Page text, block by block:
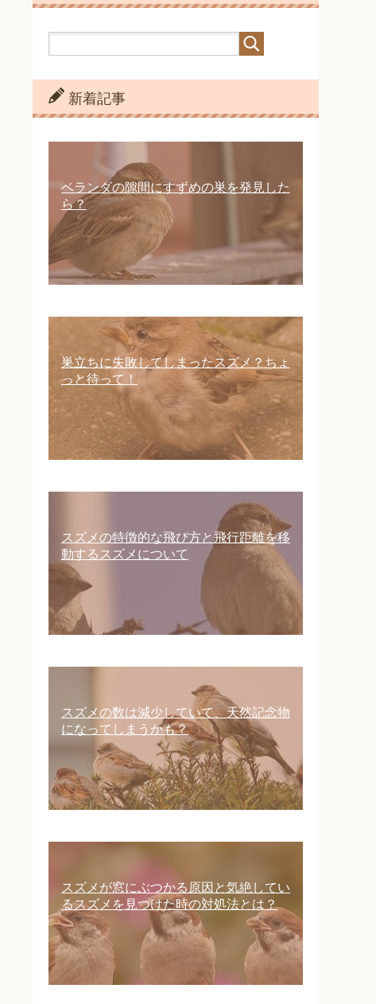
新着記事
ベランダの隙間にすずめの巣を発見した
ら？
巣立ちに失敗してしまったスズメ？ちょ
っと待って！
スズメの特徴的な飛び方と飛行距離を移
動するスズメについて
スズメの数は減少していて、天然記念物
になってしまうかも？
スズメが窓にぶつかる原因と気絶してい
るスズメを見つけた時の対処法とは？